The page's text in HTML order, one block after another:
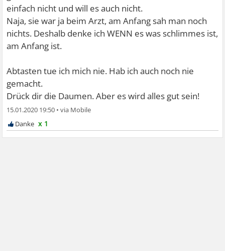
Innerlich weiß ich dass ich gesund bin, aber ich schaffe
den Kontrollzwang gerade nicht zu unterbrechen.
einfach nicht und will es auch nicht.
Naja, sie war ja beim Arzt, am Anfang sah man noch
nichts. Deshalb denke ich WENN es was schlimmes ist,
am Anfang ist.
Abtasten tue ich mich nie. Hab ich auch noch nie
gemacht.
Drück dir die Daumen. Aber es wird alles gut sein!
15.01.2020 19:50 •
x 1